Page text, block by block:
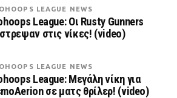
LEAGUE NEWS
League: Οι Rusty Gunners
στις νίκες! (video)
LEAGUE NEWS
League: Μεγάλη νίκη για
σε ματς θρίλερ! (video)